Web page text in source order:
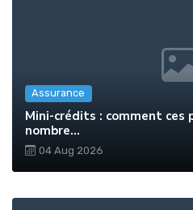
Assurance
Mini-crédits : comment
nombre...
04 Aug 2026